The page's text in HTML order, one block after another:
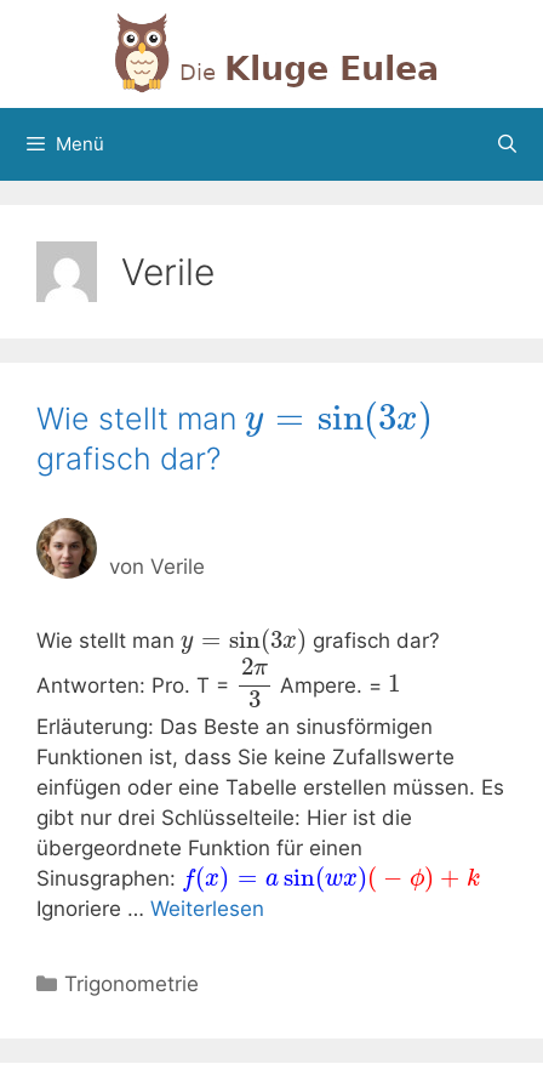
Menü
Verile
Wie stellt man y = sin(3x)
grafisch dar?
von Verile
Wie stellt man y = sin(3x) grafisch dar?
Antworten: Pro. T =
2π
3
Ampere. = 1
Erläuterung: Das Beste an sinusförmigen
Funktionen ist, dass Sie keine Zufallswerte
einfügen oder eine Tabelle erstellen müssen. Es
gibt nur drei Schlüsselteile: Hier ist die
übergeordnete Funktion für einen
Sinusgraphen: f(x) = a sin(wx)( − ϕ) + k
Ignoriere … Weiterlesen
Kategorien
Trigonometrie